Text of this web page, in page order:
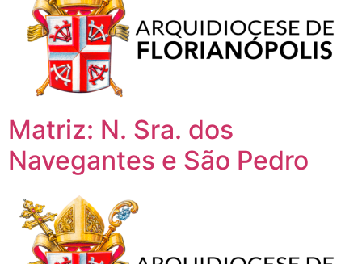
Matriz: N. Sra. dos
Navegantes e São Pedro